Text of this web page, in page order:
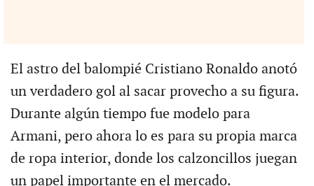
El astro del balompié Cristiano Ronaldo anotó
un verdadero gol al sacar provecho a su figura.
Durante algún tiempo fue modelo para
Armani, pero ahora lo es para su propia marca
de ropa interior, donde los calzoncillos juegan
un papel importante en el mercado.